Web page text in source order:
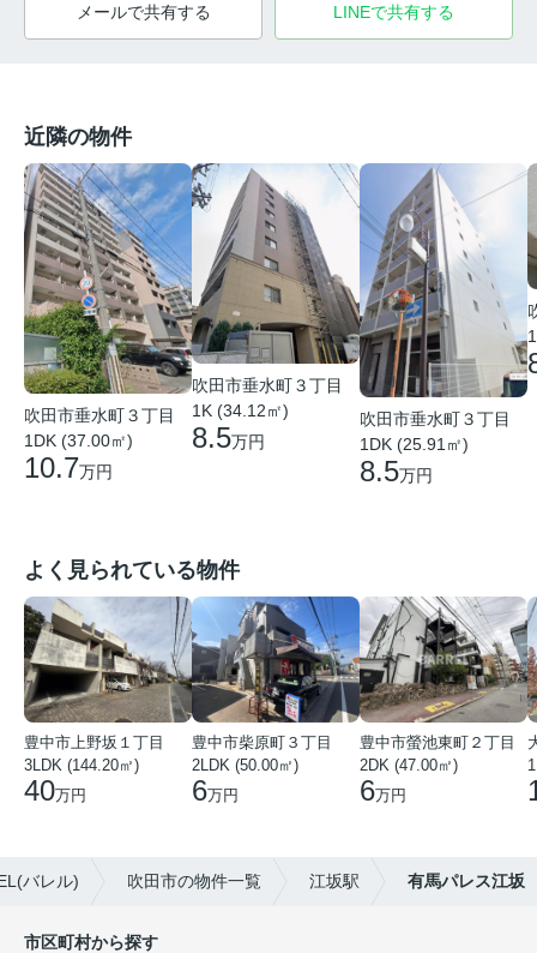
メールで共有する LINEで共有する
近隣の物件
吹田市垂水町３丁目
1DK (37.00㎡)
10.7万円
吹田市垂水町３丁目
1K (34.12㎡)
8.5万円
吹田市垂水町３丁目
1DK (25.91㎡)
8.5万円
よく見られている物件
豊中市上野坂１丁目
3LDK (144.20㎡)
40万円
豊中市柴原町３丁目
2LDK (50.00㎡)
6万円
豊中市螢池東町２丁目
2DK (47.00㎡)
6万円
バレル) 吹田市の物件一覧 江坂駅 有馬パレス江坂
市区町村から探す